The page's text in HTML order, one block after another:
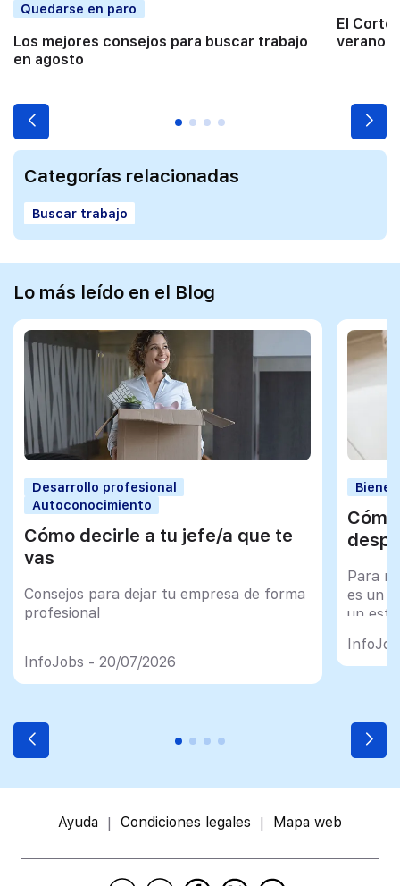
Quedarse en paro
Los mejores consejos para buscar trabajo
en agosto
El Corte
verano
Categorías relacionadas
Buscar trabajo
Lo más leído en el Blog
Desarrollo profesional
Autoconocimiento
Cómo decirle a tu jefe/a que te
vas
Consejos para dejar tu empresa de forma
profesional
InfoJobs - 20/07/2026
Para
es un
un
Ayuda Condiciones legales Mapa web